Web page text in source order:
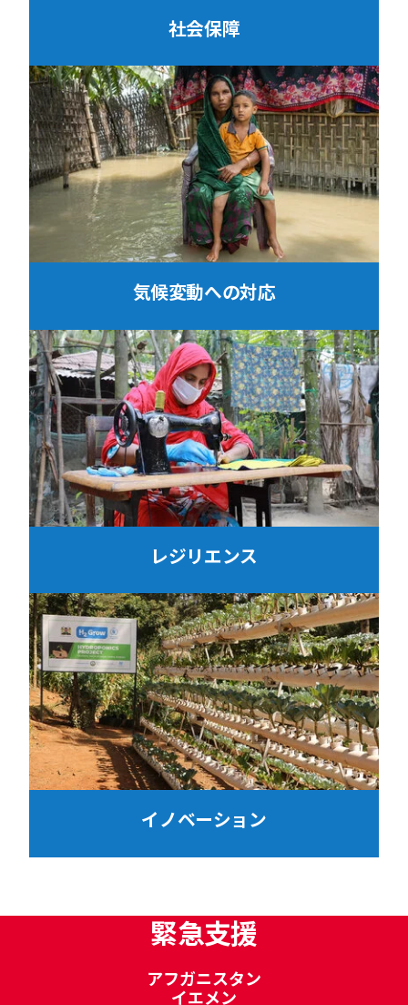
社会保障
気候変動への対応
レジリエンス
イノベーション
緊急支援
アフガニスタン
イエメン